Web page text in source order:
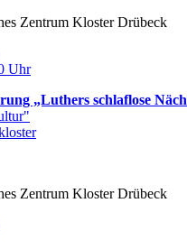
Zentrum Kloster Drübeck
Uhr
„Luthers schlaflose
Zentrum Kloster Drübeck